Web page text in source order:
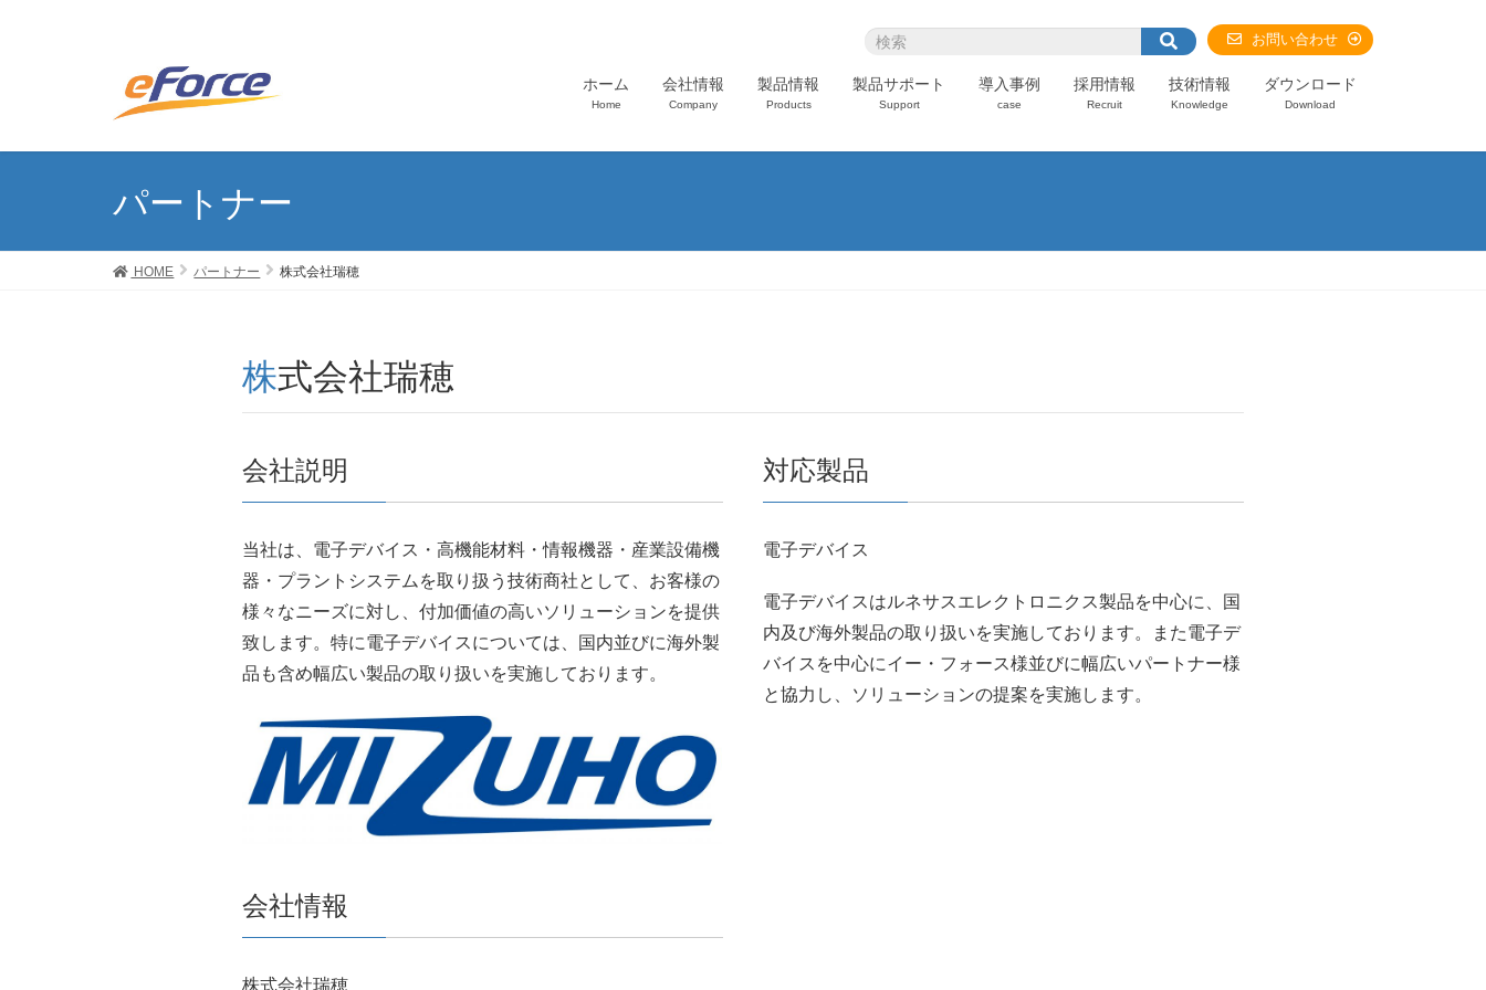
お問い合わせ
ホーム
Home
会社情報
Company
製品情報
Products
製品サポート
Support
導入事例
case
採用情報
Recruit
技術情報
Knowledge
ダウンロード
Download
パートナー
HOME パートナー 株式会社瑞穂
株式会社瑞穂
会社説明
当社は、電子デバイス・高機能材料・情報機器・産業設備機
器・プラントシステムを取り扱う技術商社として、お客様の
様々なニーズに対し、付加価値の高いソリューションを提供
致します。特に電子デバイスについては、国内並びに海外製
品も含め幅広い製品の取り扱いを実施しております。
会社情報
株式会社瑞穂
対応製品
電子デバイス
電子デバイスはルネサスエレクトロニクス製品を中心に、国
内及び海外製品の取り扱いを実施しております。また電子デ
バイスを中心にイー・フォース様並びに幅広いパートナー様
と協力し、ソリューションの提案を実施します。